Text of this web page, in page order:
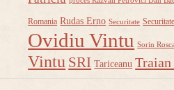
Romania Rudas Erno Securitate
Ovidiu Vintu Sorin
Vintu SRI Tariceanu Traian